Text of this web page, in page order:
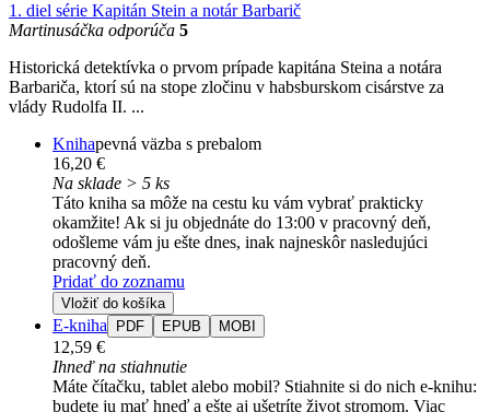
1. diel série Kapitán Stein a notár Barbarič
Martinusáčka odporúča 5
Historická detektívka o prvom prípade kapitána Steina a notára
Barbariča, ktorí sú na stope zločinu v habsburskom cisárstve za
vlády Rudolfa II. ...
Knihapevná väzba s prebalom
16,20 €
Na sklade > 5 ks
Táto kniha sa môže na cestu ku vám vybrať prakticky
okamžite! Ak si ju objednáte do 13:00 v pracovný deň,
odošleme vám ju ešte dnes, inak najneskôr nasledujúci
pracovný deň.
Pridať do zoznamu
Vložiť do košíka
E-kniha PDF EPUB MOBI
12,59 €
Ihneď na stiahnutie
Máte čítačku, tablet alebo mobil? Stiahnite si do nich e-knihu:
budete ju mať hneď a ešte aj ušetríte život stromom. Viac